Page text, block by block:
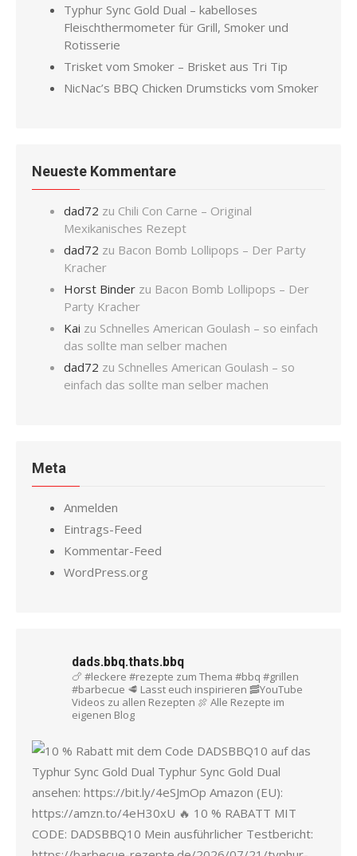
Typhur Sync Gold Dual – kabelloses
Fleischthermometer für Grill, Smoker und
Rotisserie
Trisket vom Smoker – Brisket aus Tri Tip
NicNac’s BBQ Chicken Drumsticks vom Smoker
Neueste Kommentare
dad72 zu Chili Con Carne – Original
Mexikanisches Rezept
dad72 zu Bacon Bomb Lollipops – Der Party
Kracher
Horst Binder zu Bacon Bomb Lollipops – Der
Party Kracher
Kai zu Schnelles American Goulash – so einfach
das sollte man selber machen
dad72 zu Schnelles American Goulash – so
einfach das sollte man selber machen
Meta
Anmelden
Eintrags-Feed
Kommentar-Feed
WordPress.org
dads.bbq.thats.bbq
🍗 #leckere #rezepte zum Thema #bbq #grillen
#barbecue 🥩 Lasst euch inspirieren 🥓YouTube
Videos zu allen Rezepten 🍖 Alle Rezepte im
eigenen Blog